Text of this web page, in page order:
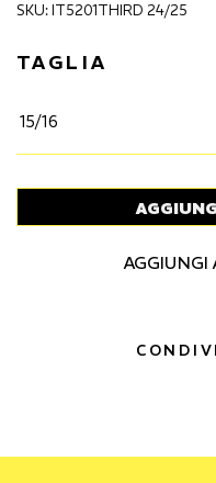
SKU: IT5201THIRD 24/25
TAGLIA
15/16
AGGIUNGI